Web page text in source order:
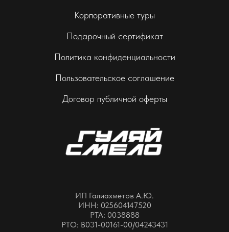
Корпоративные туры
Подарочный сертификат
Политика конфиденциальности
Пользовательское соглашение
Договор публичной оферты
ИП Галиахметов А.Ю.
ИНН: 025604147520
РТА: 0038888
РТО: В031-00161-00/04243431